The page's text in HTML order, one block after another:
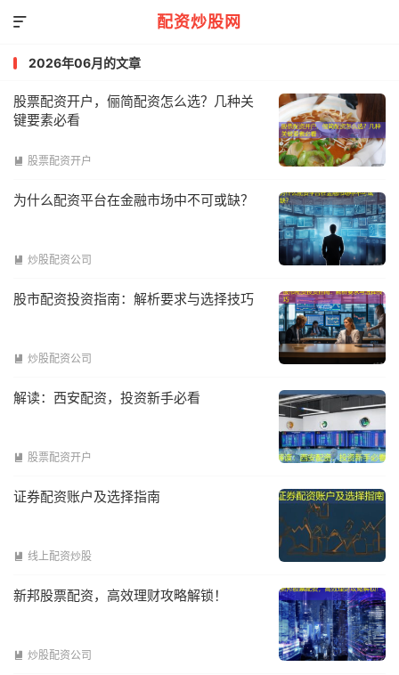
配资炒股网

2026年06月的文章
股票配资开户，俪简配资怎么选？几种关
键要素必看
 股票配资开户
为什么配资平台在金融市场中不可或缺？
 炒股配资公司
股市配资投资指南：解析要求与选择技巧
 炒股配资公司
解读：西安配资，投资新手必看
 股票配资开户
证券配资账户及选择指南
 线上配资炒股
新邦股票配资，高效理财攻略解锁！
 炒股配资公司